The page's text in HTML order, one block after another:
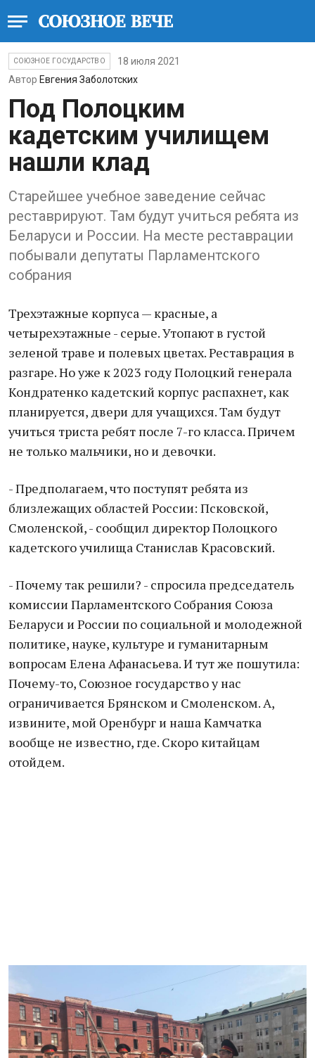
СОЮЗНОЕ ГОСУДАРСТВО
18 июля 2021
Автор Евгения Заболотских
Под Полоцким
кадетским училищем
нашли клад
Старейшее учебное заведение сейчас
реставрируют. Там будут учиться ребята из
Беларуси и России. На месте реставрации
побывали депутаты Парламентского
собрания
Трехэтажные корпуса — красные, а
четырехэтажные - серые. Утопают в густой
зеленой траве и полевых цветах. Реставрация в
разгаре. Но уже к 2023 году Полоцкий генерала
Кондратенко кадетский корпус распахнет, как
планируется, двери для учащихся. Там будут
учиться триста ребят после 7-го класса. Причем
не только мальчики, но и девочки.
- Предполагаем, что поступят ребята из
близлежащих областей России: Псковской,
Смоленской, - сообщил директор Полоцкого
кадетского училища Станислав Красовский.
- Почему так решили? - спросила председатель
комиссии Парламентского Собрания Союза
Беларуси и России по социальной и молодежной
политике, науке, культуре и гуманитарным
вопросам Елена Афанасьева. И тут же пошутила:
Почему-то, Союзное государство у нас
ограничивается Брянском и Смоленском. А,
извините, мой Оренбург и наша Камчатка
вообще не известно, где. Скоро китайцам
отойдем.